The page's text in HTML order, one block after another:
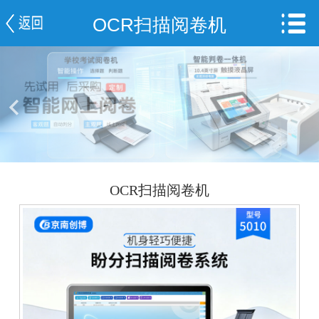
OCR扫描阅卷机
OCR扫描阅卷机
网站首页
公司简介
信息中心
产品中心
成功案例
阅卷服务平台